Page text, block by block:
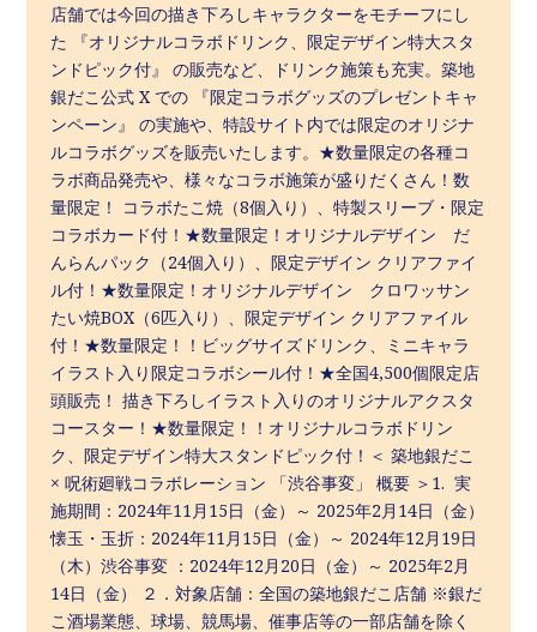
店舗では今回の描き下ろしキャラクターをモチーフにし
た 『オリジナルコラボドリンク、限定デザイン特大スタ
ンドピック付』 の販売など、ドリンク施策も充実。築地
銀だこ公式 X での 『限定コラボグッズのプレゼントキャ
ンペーン』 の実施や、特設サイト内では限定のオリジナ
ルコラボグッズを販売いたします。★数量限定の各種コ
ラボ商品発売や、様々なコラボ施策が盛りだくさん！数
量限定！ コラボたこ焼（8個入り）、特製スリーブ・限定
コラボカード付！★数量限定！オリジナルデザイン だ
んらんパック（24個入り）、限定デザイン クリアファイ
ル付！★数量限定！オリジナルデザイン クロワッサン
たい焼BOX（6匹入り）、限定デザイン クリアファイル
付！★数量限定！！ビッグサイズドリンク、ミニキャラ
イラスト入り限定コラボシール付！★全国4,500個限定店
頭販売！ 描き下ろしイラスト入りのオリジナルアクスタ
コースター！★数量限定！！オリジナルコラボドリン
ク、限定デザイン特大スタンドピック付！＜ 築地銀だこ
× 呪術廻戦コラボレーション 「渋谷事変」 概要 ＞1. 実
施期間：2024年11月15日（金）～ 2025年2月14日（金）
懐玉・玉折：2024年11月15日（金）～ 2024年12月19日
（木）渋谷事変 ：2024年12月20日（金）～ 2025年2月
14日（金） ２．対象店舗：全国の築地銀だこ店舗 ※銀だ
こ酒場業態、球場、競馬場、催事店等の一部店舗を除く